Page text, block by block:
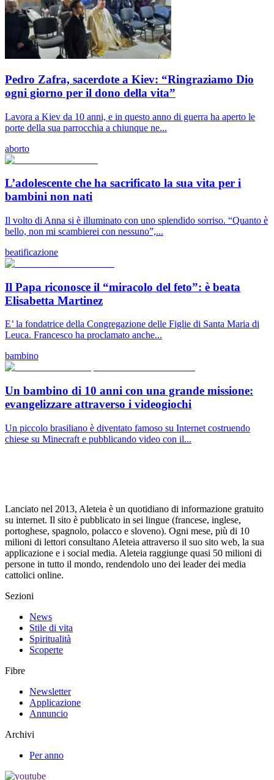
Pedro Zafra, sacerdote a Kiev: “Ringraziamo Dio
ogni giorno per il dono della vita”
Lavora a Kiev da 10 anni, e in questo anno di guerra ha aperto le
porte della sua parrocchia a chiunque ne...
aborto
L’adolescente che ha sacrificato la sua vita per i
bambini non nati
Il volto di Anna si è illuminato con uno splendido sorriso. “Quanto è
bello, non mi scambierei con nessuno”,...
beatificazione
Il Papa riconosce il “miracolo del feto”: è beata
Elisabetta Martinez
E’ la fondatrice della Congregazione delle Figlie di Santa Maria di
Leuca. Francesco ha proclamato anche...
bambino
Un bambino di 10 anni con una grande missione:
evangelizzare attraverso i videogiochi
Un piccolo brasiliano è diventato famoso su Internet costruendo
chiese su Minecraft e pubblicando video con il...
Lanciato nel 2013, Aleteia è un quotidiano di informazione gratuito
su internet. Il sito è pubblicato in sei lingue (francese, inglese,
portoghese, spagnolo, polacco e sloveno). Ogni mese, più di 10
milioni di lettori consultano Aleteia attraverso il suo sito web, la sua
applicazione e i social media. Aleteia raggiunge quasi 50 milioni di
persone in tutto il mondo, rendendolo uno dei leader dei media
cattolici online.
Sezioni
News
Stile di vita
Spiritualità
Scoperte
Fibre
Newsletter
Applicazione
Annuncio
Archivi
Per anno